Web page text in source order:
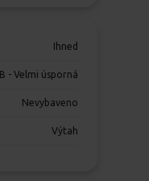
Ihned
B - Velmi úsporná
Nevybaveno
Výtah